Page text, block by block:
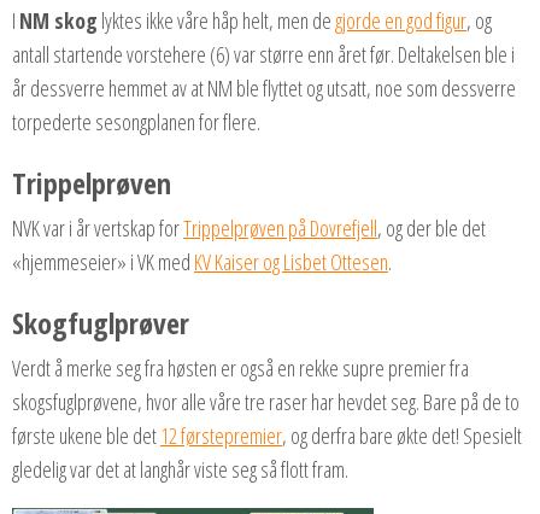
I NM skog lyktes ikke våre håp helt, men de gjorde en god figur, og
antall startende vorstehere (6) var større enn året før. Deltakelsen ble i
år dessverre hemmet av at NM ble flyttet og utsatt, noe som dessverre
torpederte sesongplanen for flere.
Trippelprøven
NVK var i år vertskap forTrippelprøven på Dovrefjell, og der ble det
«hjemmeseier» i VK med KV Kaiser og Lisbet Ottesen.
Skogfuglprøver
Verdt å merke seg fra høsten er også en rekke supre premier fra
skogsfuglprøvene, hvor alle våre tre raser har hevdet seg. Bare på de to
første ukene ble det12 førstepremier, og derfra bare økte det! Spesielt
gledelig var det at langhår viste seg så flott fram.